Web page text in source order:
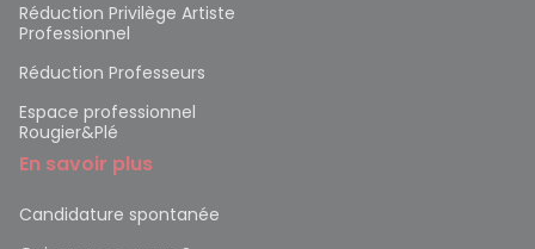
Réduction Privilège Artiste
Professionnel
Réduction Professeurs
Espace professionnel
Rougier&Plé
En savoir plus
Candidature spontanée